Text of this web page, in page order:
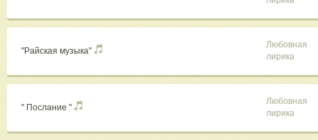
"Райская музыка"
Любовная
лирика
" Послание "
Любовная
лирика